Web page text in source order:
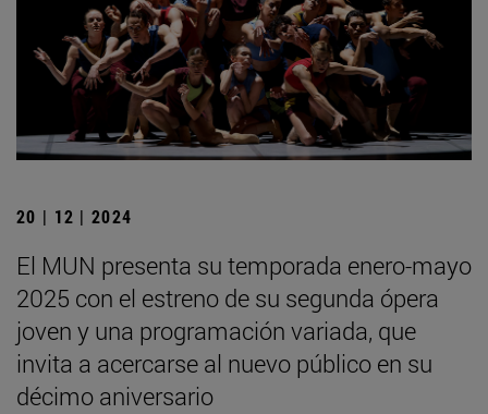
20 | 12 | 2024
El MUN presenta su temporada enero-mayo
2025 con el estreno de su segunda ópera
joven y una programación variada, que
invita a acercarse al nuevo público en su
décimo aniversario